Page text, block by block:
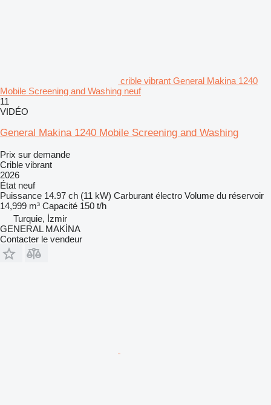
crible vibrant General Makina 1240
Mobile Screening and Washing neuf
11
VIDÉO
General Makina 1240 Mobile Screening and Washing
Prix sur demande
Crible vibrant
2026
État neuf
Puissance 14.97 ch (11 kW) Carburant électro Volume du réservoir
14,999 m³ Capacité 150 t/h
Turquie, İzmir
GENERAL MAKİNA
Contacter le vendeur